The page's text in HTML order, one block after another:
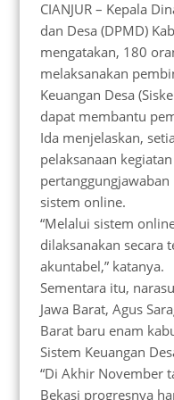
CIANJUR – Kepala
dan Desa (DPMD)
mengatakan, 180
melaksanakan
Keuangan Desa
dapat membantu
Ida menjelaskan,
pelaksanaan
sistem online.
“Melalui sistem
dilaksanakan secara
akuntabel,” katanya.
Sementara itu,
Jawa Barat, Agus
Barat baru enam
Sistem Keuangan
“Di Akhir November
Bekasi progresnya